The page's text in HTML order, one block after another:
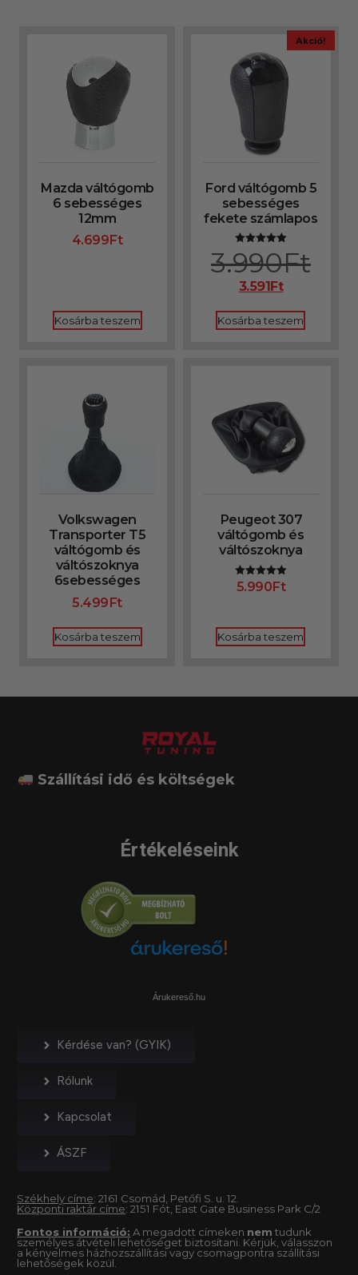
Mazda váltógomb
6 sebességes
12mm
4.699Ft
Kosárba teszem
Akció!
Ford váltógomb 5
sebességes
fekete számlapos
Értékelés:
5.00
/ 5
3.990Ft
3.591Ft
Kosárba teszem
Volkswagen
Transporter T5
váltógomb és
váltószoknya
6sebességes
5.499Ft
Kosárba teszem
Peugeot 307
váltógomb és
váltószoknya
Értékelés:
5.00
5.990Ft
Kosárba teszem
Szállítási idő és költségek
Értékeléseink
Árukereső.hu
Kérdése van? (GYIK)
Rólunk
Kapcsolat
ÁSZF
Székhely címe: 2161 Csomád, Petőfi S. u. 12.
Központi raktár címe: 2151 Fót, East Gate Business Park C/2
Fontos információ: A megadott címeken nem tudunk
személyes átvételi lehetőséget biztosítani. Kérjük, válasszon
a kényelmes házhozszállítási vagy csomagpontra szállítási
lehetőségek közül.